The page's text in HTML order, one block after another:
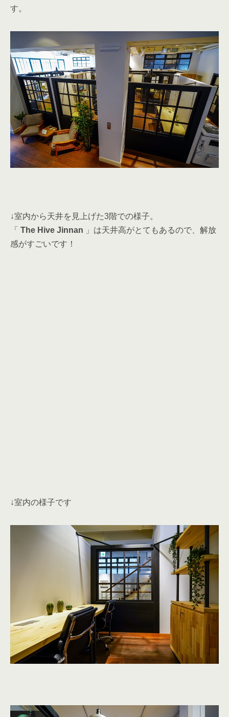
す。
↓室内から天井を見上げた3階での様子。
「 The Hive Jinnan
」は天井高がとてもあるので、解放
感がすごいです！